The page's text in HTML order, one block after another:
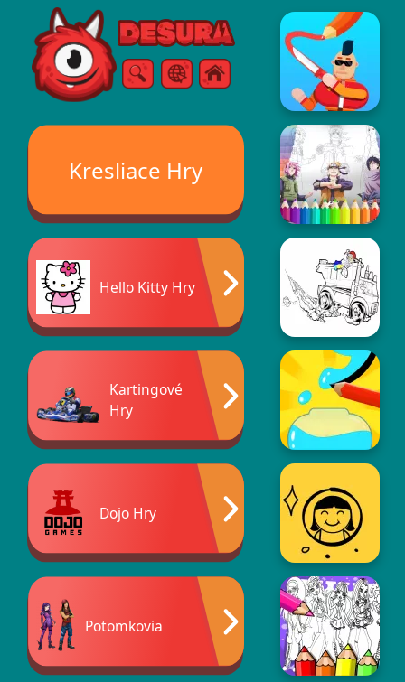
Free Online Games
Vyhľadávanie
Ponuka
Kresliace Hry
Hello Kitty Hry
Kartingové
Hry
Dojo Hry
Potomkovia